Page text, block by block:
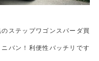
ステップワゴンスパーダ買
バン！利便性バッチリです